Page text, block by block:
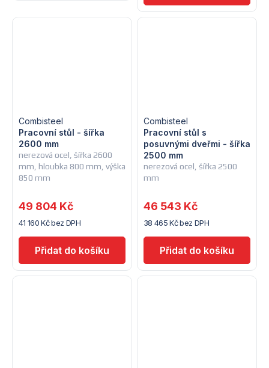
nerezová ocel, šířka 2600
mm, hloubka 800 mm, výška
850 mm
Pracovní stůl - šířka
2600 mm
Combisteel
41 160 Kč bez DPH
49 804 Kč
nerezová ocel, šířka 2500
mm
Pracovní stůl s
posuvnými dveřmi - šířka
2500 mm
Combisteel
38 465 Kč bez DPH
46 543 Kč